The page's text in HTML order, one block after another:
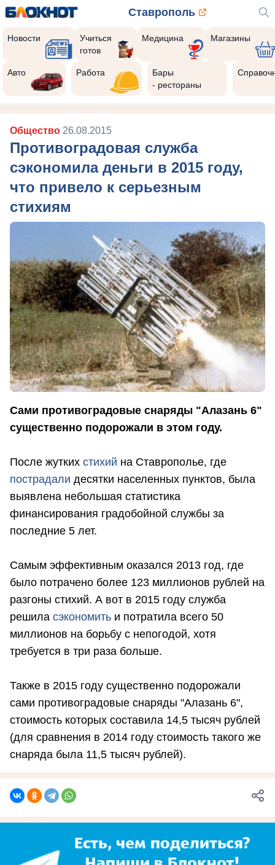
Ставрополь
Новости
Учиться
готов
Медицина Магазины
Авто Работа
Бары
- рестораны
Общество 26.08.2015
Противоградовая служба
сэкономила деньги в 2015 году,
что привело к серьезным
стихиям
Сами противоградовые снаряды "Алазань 6"
существенно подорожали в этом году.
После жутких стихий на Ставрополье, где
пострадали десятки населенных пунктов, была
выявлена небольшая статистика
финансирования градобойной службы за
последние 5 лет.
Самым эффективным оказался 2013 год, где
было потрачено более 123 миллионов рублей на
разгоны стихий. А вот в 2015 году служба
решила сэкономить и потратила всего 50
миллионов на борьбу с непогодой, хотя
требуется в три раза больше.
Также в 2015 году существенно подорожали
сами противоградовые снаряды "Алазань 6",
стоимость которых составила 14,5 тысяч рублей
(для сравнения в 2014 году стоимость такого же
снаряда была 11,5 тысяч рублей).